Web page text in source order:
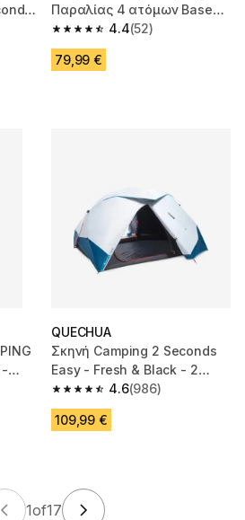
reviews
Παραλίας 4 ατόμων Base
Easy UltraFresh - Λευκό
4.4
4.4 out of 5 stars from 52
(52)
79,99 €
-
reviews
QUECHUA
Σκηνή Camping 2 Seconds
Easy - Fresh & Black - 2
Ατόμων
4.6
4.6 out of 5 stars from 986
(986)
109,99 €
1of17